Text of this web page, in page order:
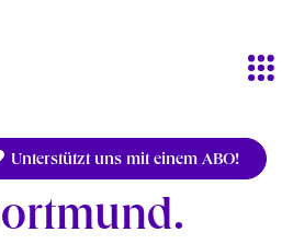
Unterstützt uns mit einem ABO!